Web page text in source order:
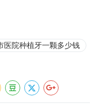
医院种植牙一颗多少钱